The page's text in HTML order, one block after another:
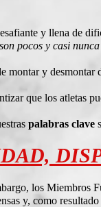
y llena de
son pocos y casi
y desmontar
que los atletas
palabras clave
los Miembros
y, como